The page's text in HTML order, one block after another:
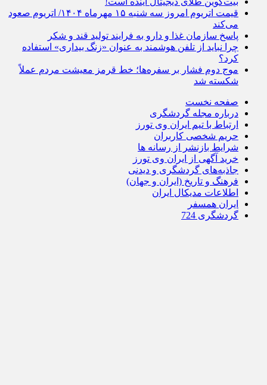
قیمت اتریوم امروز سه شنبه ۱۵ مهرماه ۱۴۰۴/ اتریوم صعود
می‌کند
پاسخ سازمان غذا و دارو به فرایند تولید قند و شکر
چرا نباید از تلفن هوشمند به عنوان «زنگ‌ بیداری» استفاده
کرد؟
موج دوم فشار بر سفره‌ها؛ خط قرمز معیشت مردم عملاً
شکسته شد
صفحه نخست
درباره مجله گردشگری
ارتباط با تیم ایران وی تورز
حریم شخصی کاربران
شرایط بازنشر از رسانه ها
خرید آگهی از ایران وی تورز
جاذبه‌های گردشگری و دیدنی
فرهنگ و تاریخ (ایران و جهان)
اطلاعات مدیکال ایران
ایران همسفر
گردشگری 724